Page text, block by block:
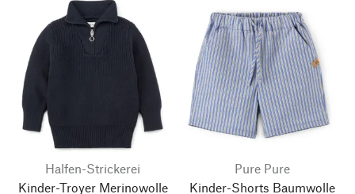
Halfen-Strickerei
Kinder-Troyer Merinowolle
Pure Pure
Kinder-Shorts Baumwolle